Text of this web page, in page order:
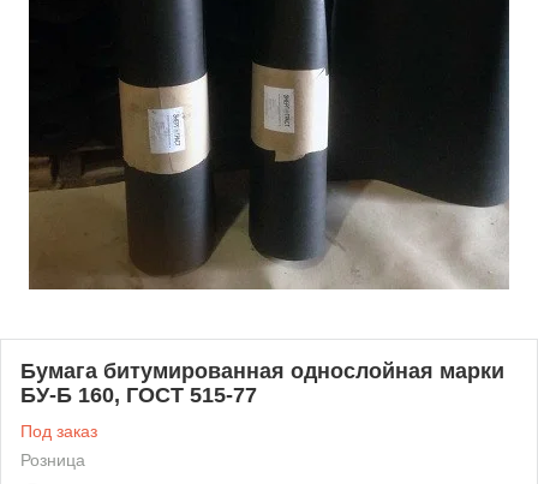
Бумага битумированная однослойная марки
БУ-Б 160, ГОСТ 515-77
Под заказ
Розница